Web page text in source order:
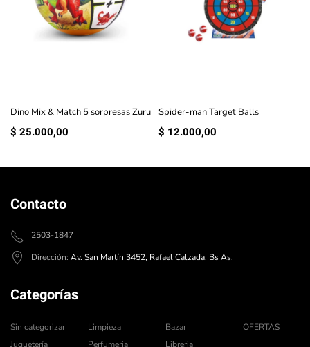
Dino Mix & Match 5 sorpresas Zuru
$ 25.000,00
Spider-man Target Balls
$ 12.000,00
Contacto
2503-1847
Dirección: Av. San Martín 3452, Rafael Calzada, Bs As.
Categorías
Sin categorizar
Juguetería
Limpieza
Perfumeria
Bazar
Libreria
OFERTAS